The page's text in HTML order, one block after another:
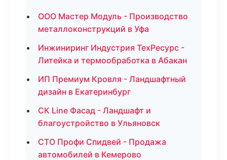
ООО Мастер Модуль - Производство
металлоконструкций в Уфа
Инжиниринг Индустрия ТехРесурс -
Литейка и термообработка в Абакан
ИП Премиум Кровля - Ландшафтный
дизайн в Екатеринбург
СК Line Фасад - Ландшафт и
благоустройство в Ульяновск
СТО Профи Спидвей - Продажа
автомобилей в Кемерово